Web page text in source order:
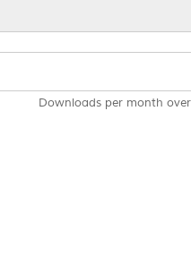
Downloads per month